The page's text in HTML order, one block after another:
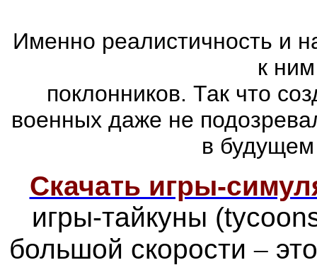
Именно реалистичность и
к
поклонников. Так что
военных даже не
в будущем
Скачать игры-
игры-тайкуны
большой скорости–